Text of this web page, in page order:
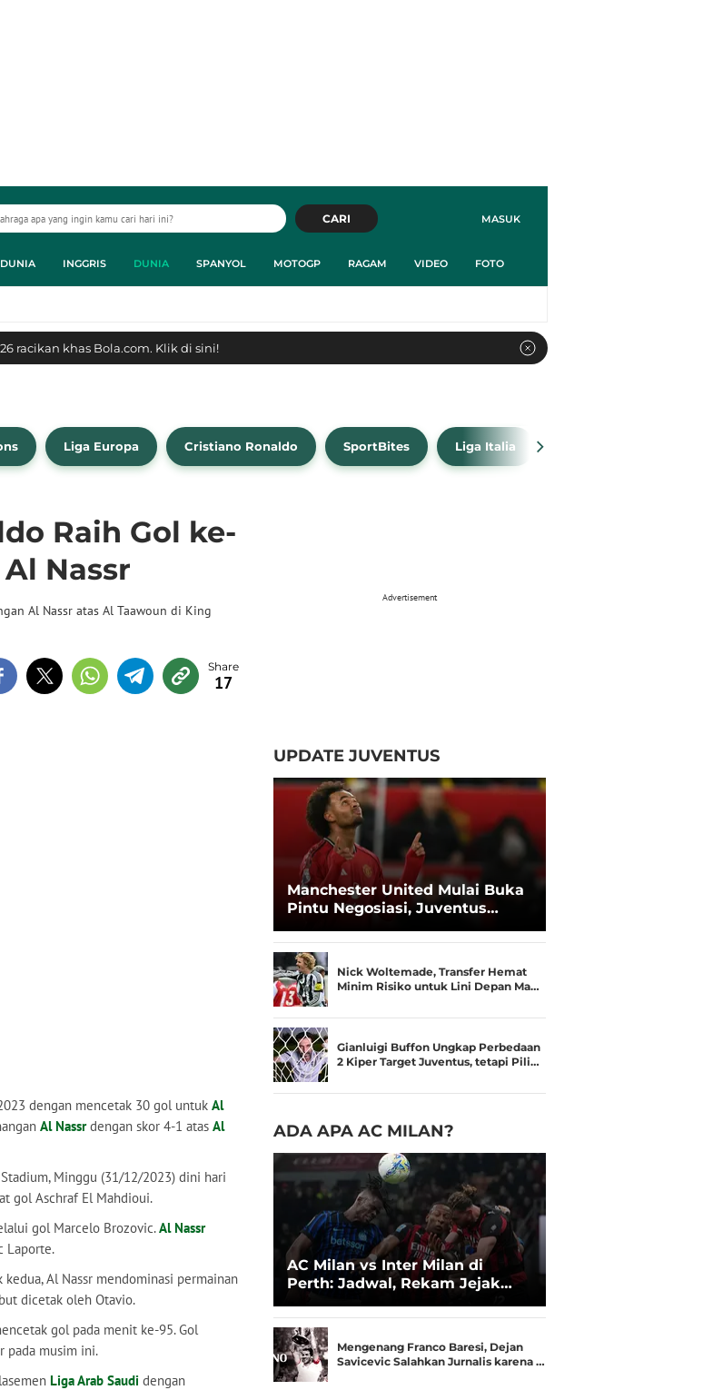
MASUK
CARI
INGGRIS DUNIA SPANYOL MOTOGP RAGAM VIDEO FOTO
racikan khas Bola.com. Klik di sini!
Liga Europa Cristiano Ronaldo SportBites Liga Italia
Raih Gol ke-
Nassr
Al Nassr atas Al Taawoun di King
17
dengan mencetak 30 gol untuk Al
Al Nassrdengan skor 4-1 atas Al
Minggu (31/12/2023) dini hari
gol Aschraf El Mahdioui.
gol Marcelo Brozovic.Al Nassr
Laporte.
Al Nassr mendominasi permainan
dicetak oleh Otavio.
gol pada menit ke-95. Gol
pada musim ini.
Liga Arab Saudi dengan
Advertisement
UPDATE JUVENTUS
Manchester United Mulai Buka
Pintu Negosiasi, Juventus
Zirkzee
Nick Woltemade, Transfer Hemat
Minim Risiko untuk Lini Depan Ma…
Gianluigi Buffon Ungkap Perbedaan
2 Kiper Target Juventus, tetapi Pili…
ADA APA AC MILAN?
AC Milan vs Inter Milan di
Perth: Jadwal, Rekam Jejak
Mengenang Franco Baresi, Dejan
Savicevic Salahkan Jurnalis karena …